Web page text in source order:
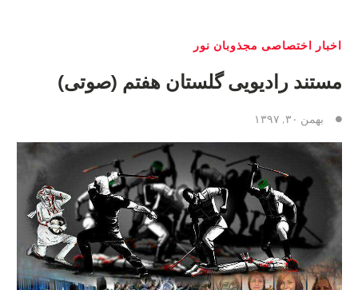
اخبار اختصاصی مجذوبان نور
مستند رادیویی گلستان هفتم (صوتی)
بهمن ۳۰, ۱۳۹۷